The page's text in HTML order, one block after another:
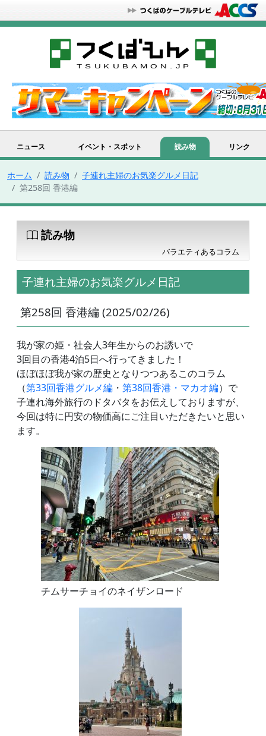
ニュース イベント・スポット 読み物 リンク
ホーム 読み物
子連れ主婦のお気楽グルメ日記
第258回 香港編
読み物
バラエティあるコラム
子連れ主婦のお気楽グルメ日記
第258回 香港編 (2025/02/26)
我が家の姫・社会人3年生からのお誘いで
3回目の香港4泊5日へ行ってきました！
ほぼほぼ我が家の歴史となりつつあるこのコラム
（第33回香港グルメ編 ・ 第38回香港・マカオ編）で
子連れ海外旅行のドタバタをお伝えしておりますが、
今回は特に円安の物価高にご注目いただきたいと思い
ます。
チムサーチョイのネイザンロード